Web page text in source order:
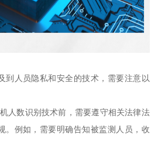
到人员隐私和安全的技术，需要注意以
人数识别技术前，需要遵守相关法律法
。例如，需要明确告知被监测人员，收